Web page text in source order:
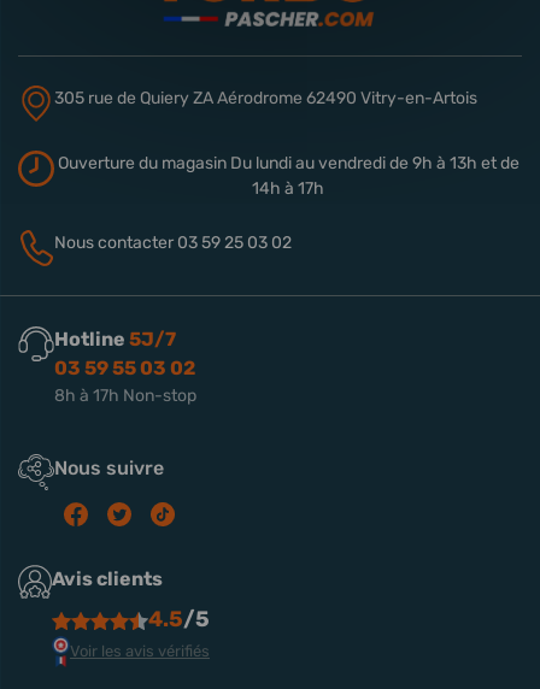
305 rue de Quiery ZA Aérodrome 62490 Vitry-en-Artois
Ouverture du magasinDu lundi au vendredi de 9h à 13h et de
14h à 17h
Nous contacter 03 59 25 03 02
Hotline 5J/7
03 59 55 03 02
8h à 17h Non-stop
Nous suivre
Avis clients
4.5/5
Voir les avis vérifiés